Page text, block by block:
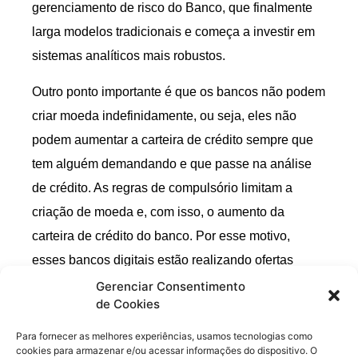
Gerenciar Consentimento
de Cookies
Para fornecer as melhores experiências, usamos tecnologias como
cookies para armazenar e/ou acessar informações do dispositivo. O
gerenciamento de risco do Banco, que finalmente
larga modelos tradicionais e começa a investir em
sistemas analíticos mais robustos.
Outro ponto importante é que os bancos não podem
criar moeda indefinidamente, ou seja, eles não
podem aumentar a carteira de crédito sempre que
tem alguém demandando e que passe na análise
de crédito. As regras de compulsório limitam a
criação de moeda e, com isso, o aumento da
carteira de crédito do banco. Por esse motivo,
esses bancos digitais estão realizando ofertas
follow-on. O Banco Pan (BPAN4) e o Banco Inter já
emitiram novas ações.
Essa emissão vai fortalecer o capital social do